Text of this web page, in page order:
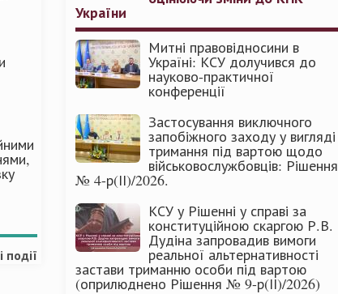
події
України
Митні правовідносини в
Україні: КСУ долучився до
науково-практичної
конференції
Застосування виключного
запобіжного заходу у вигляді
тримання під вартою щодо
військовослужбовців: Рішення
№ 4-р(ІІ)/2026.
КСУ у Рішенні у справі за
конституційною скаргою Р.В.
Дудіна запровадив вимоги
реальної альтернативності
застави триманню особи під вартою
(оприлюднено Рішення № 9-р(ІІ)/2026)